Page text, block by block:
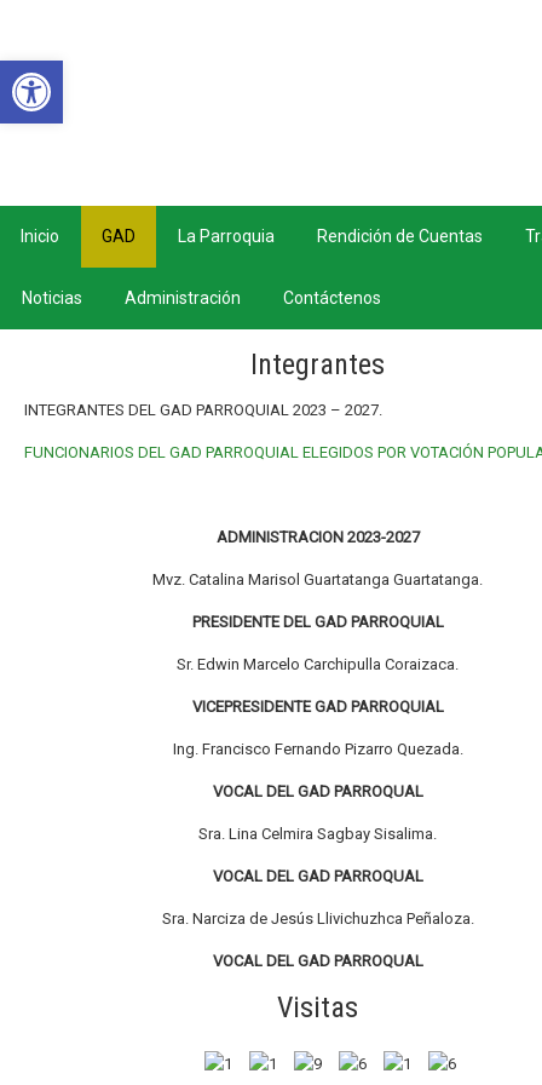
Inicio GAD La Parroquia Rendición de Cuentas
Noticias Administración Contáctenos
Integrantes
INTEGRANTES DEL GAD PARROQUIAL 2023 – 2027.
FUNCIONARIOS DEL GAD PARROQUIAL ELEGIDOS POR VOTACIÓN
ADMINISTRACION 2023-2027
Mvz. Catalina Marisol Guartatanga Guartatanga.
PRESIDENTE DEL GAD PARROQUIAL
Sr. Edwin Marcelo Carchipulla Coraizaca.
VICEPRESIDENTE GAD PARROQUIAL
Ing. Francisco Fernando Pizarro Quezada.
VOCAL DEL GAD PARROQUAL
Sra. Lina Celmira Sagbay Sisalima.
VOCAL DEL GAD PARROQUAL
Sra. Narciza de Jesús Llivichuzhca Peñaloza.
VOCAL DEL GAD PARROQUAL
Visitas
Abrir barra de herramientas